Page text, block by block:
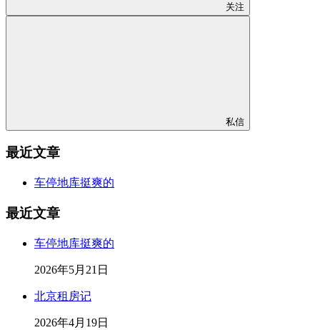
关注
私信
最近文章
车停地库挺爽的
最近文章
车停地库挺爽的
2026年5月21日
北京租房记
2026年4月19日